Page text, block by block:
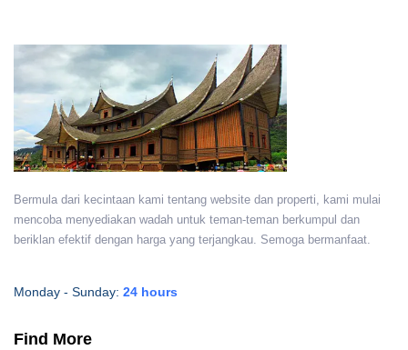
Bermula dari kecintaan kami tentang website dan properti, kami mulai
mencoba menyediakan wadah untuk teman-teman berkumpul dan
beriklan efektif dengan harga yang terjangkau. Semoga bermanfaat.
Monday - Sunday: 24 hours
Find More